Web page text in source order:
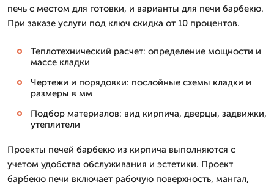
печь с местом для готовки, и варианты для печи барбекю.
При заказе услуги под ключ скидка от 10 процентов.
Теплотехнический расчет: определение мощности и
массе кладки
Чертежи и порядовки: послойные схемы кладки и
размеры в мм
Подбор материалов: вид кирпича, дверцы, задвижки,
утеплители
Проекты печей барбекю из кирпича выполняются с
учетом удобства обслуживания и эстетики. Проект
барбекю печи включает рабочую поверхность, мангал,